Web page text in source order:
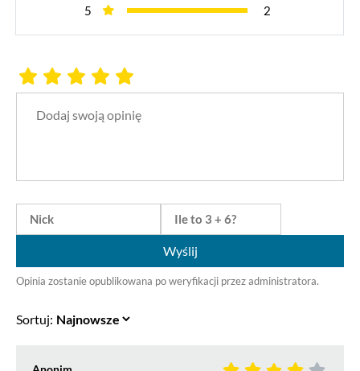
5
2
Wyślij
Opinia zostanie opublikowana po weryfikacji przez administratora.
Sortuj: